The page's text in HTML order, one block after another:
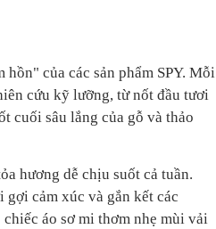
của các sản phẩm SPY. Mỗi
cứu kỹ lưỡng, từ nốt đầu tươi
cuối sâu lắng của gỗ và thảo
hương dễ chịu suốt cả tuần.
cảm xúc và gắn kết các
áo sơ mi thơm nhẹ mùi vải